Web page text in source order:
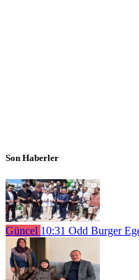
Son Haberler
Güncel 10:31 Odd Burger